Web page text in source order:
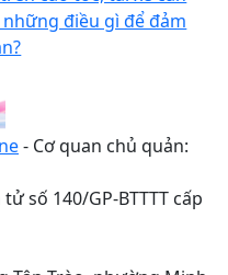
những điều gì để đảm
- Cơ quan chủ quản:
số 140/GP-BTTTT cấp